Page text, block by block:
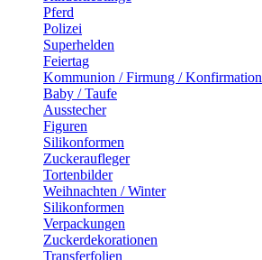
Pferd
Polizei
Superhelden
Feiertag
Kommunion / Firmung / Konfirmation
Baby / Taufe
Ausstecher
Figuren
Silikonformen
Zuckeraufleger
Tortenbilder
Weihnachten / Winter
Silikonformen
Verpackungen
Zuckerdekorationen
Transferfolien